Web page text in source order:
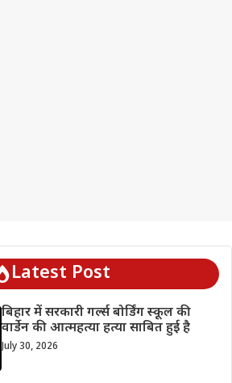
Latest Post
बिहार में सरकारी गर्ल्स बोर्डिंग स्कूल की
वार्डेन की आत्महत्या हत्या साबित हुई है
July 30, 2026